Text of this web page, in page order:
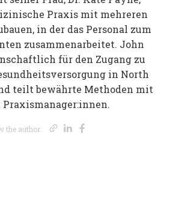
Praxis mit mehreren
in der das Personal zum
zusammenarbeitet. John
für den Zugang zu
in North
teilt bewährte Methoden mit
Praxismanager:innen.
the author: Opens new
Opens new